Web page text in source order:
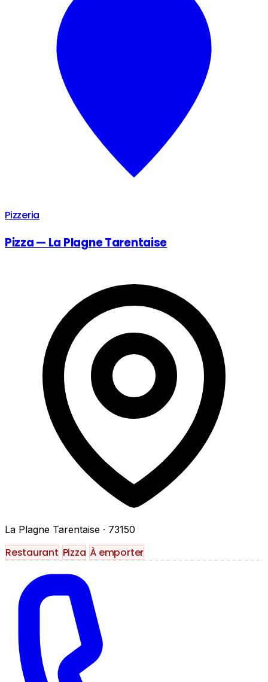
Pizzeria
Pizza — La Plagne Tarentaise
La Plagne Tarentaise · 73150
Restaurant Pizza À emporter